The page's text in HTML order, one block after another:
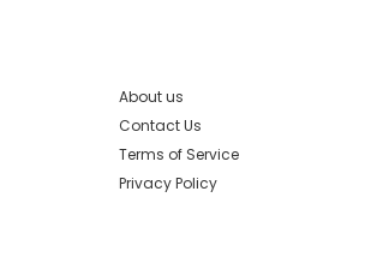
About us
Contact Us
Terms of Service
Privacy Policy